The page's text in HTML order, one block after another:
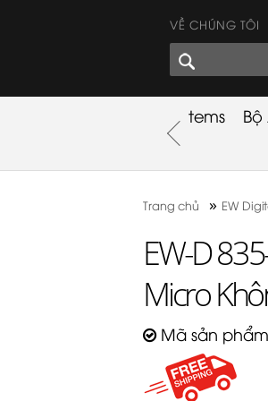
VỀ CHÚNG TÔI
GÓC CHIA SẺ
Used Items Bộ
Trang chủ » EW
EW-D
Micro
Mã sản